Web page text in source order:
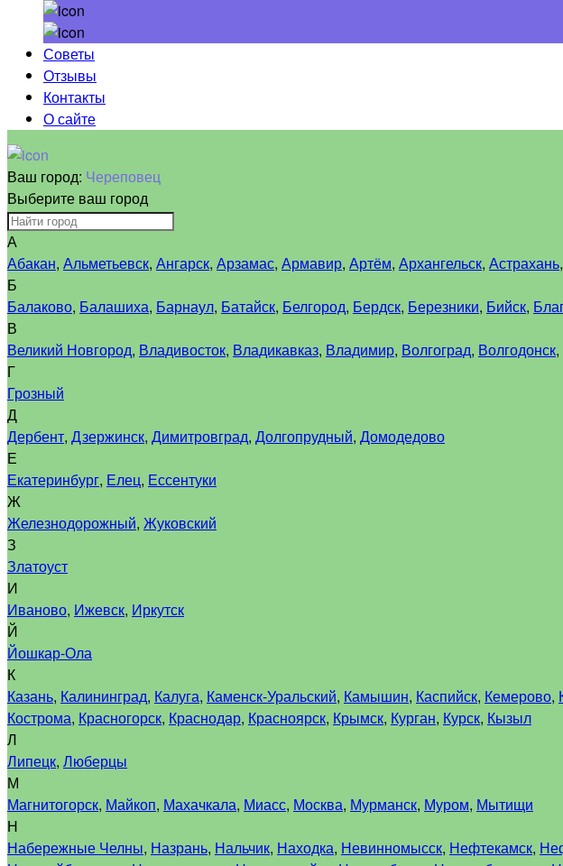
Советы
Отзывы
Контакты
О сайте
Ваш город: Череповец
Выберите ваш город
А
Абакан, Альметьевск, Ангарск, Арзамас, Армавир, Артём, Архангельск, Астрахань,
Б
Балаково, Балашиха, Барнаул, Батайск, Белгород, Бердск, Березники, Бийск,
В
Великий Новгород, Владивосток, Владикавказ, Владимир, Волгоград, Волгодонск,
Г
Грозный
Д
Дербент, Дзержинск, Димитровград, Долгопрудный, Домодедово
Е
Екатеринбург, Елец, Ессентуки
Ж
Железнодорожный, Жуковский
З
Златоуст
И
Иваново, Ижевск, Иркутск
Й
Йошкар-Ола
К
Казань, Калининград, Калуга, Каменск-Уральский, Камышин, Каспийск, Кемерово,
Кострома, Красногорск, Краснодар, Красноярск, Крымск, Курган, Курск, Кызыл
Л
Липецк, Люберцы
М
Магнитогорск, Майкоп, Махачкала, Миасс, Москва, Мурманск, Муром, Мытищи
Н
Набережные Челны, Назрань, Нальчик, Находка, Невинномысск, Нефтекамск,